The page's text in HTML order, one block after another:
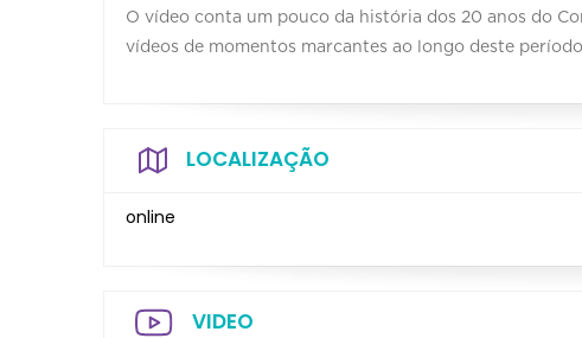
O vídeo conta um pouco da história dos 20 anos do
vídeos de momentos marcantes ao longo deste
LOCALIZAÇÃO
online
VIDEO